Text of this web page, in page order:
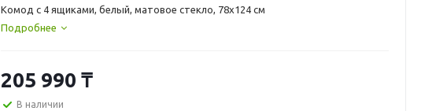
Комод с 4 ящиками, белый, матовое стекло, 78x124 см
Подробнее
205 990 ₸
В наличии